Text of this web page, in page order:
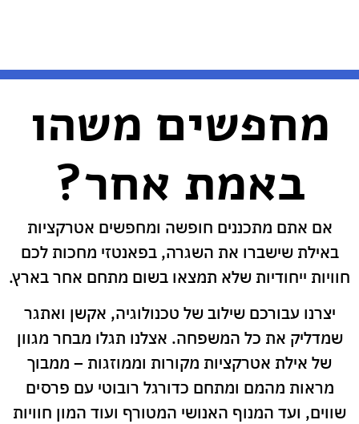
מחפשים משהו
באמת אחר?
אם אתם מתכננים חופשה ומחפשים אטרקציות
באילת שישברו את השגרה, בפאנטזי מחכות לכם
חוויות ייחודיות שלא תמצאו בשום מתחם אחר בארץ.
יצרנו עבורכם שילוב של טכנולוגיה, אקשן ואתגר
שמדליק את כל המשפחה. אצלנו תגלו מבחר מגוון
של אילת אטרקציות מקורות וממוזגות – ממבוך
מראות מהמם ומתחם כדורגל רובוטי עם פרסים
שווים, ועד המנוף האנושי המטורף ועוד המון חוויות